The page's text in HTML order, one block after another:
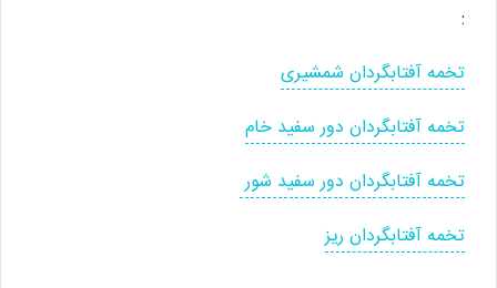
:
تخمه آفتابگردان شمشیری
تخمه آفتابگردان دور سفید خام
تخمه آفتابگردان دور سفید شور
تخمه آفتابگردان ریز